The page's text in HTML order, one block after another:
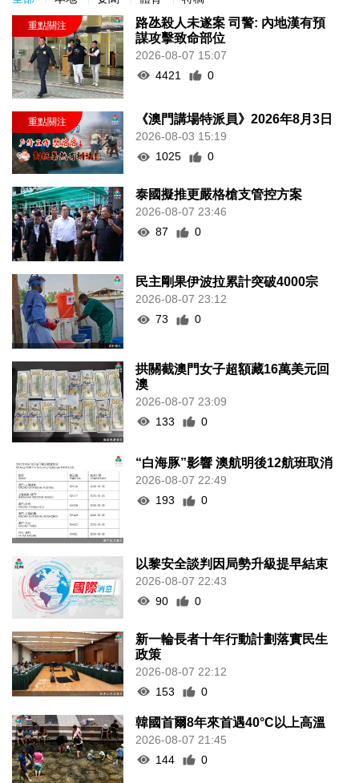
路氹殺人未遂案 司警: 內地漢有預
謀攻擊致命部位
2026-08-07 15:07
4421
0
《澳門講場特派員》2026年8月3日
2026-08-03 15:19
1025
0
泰國擬推更嚴格槍支管控方案
2026-08-07 23:46
87
0
民主剛果伊波拉累計突破4000宗
2026-08-07 23:12
73
0
拱關截澳門女子超額藏16萬美元回
澳
2026-08-07 23:09
133
0
“白海豚”影響 澳航明後12航班取消
2026-08-07 22:49
193
0
以黎安全談判因局勢升級提早結束
2026-08-07 22:43
90
0
新一輪長者十年行動計劃落實民生
政策
2026-08-07 22:12
153
0
韓國首爾8年來首遇40°C以上高溫
2026-08-07 21:45
144
0